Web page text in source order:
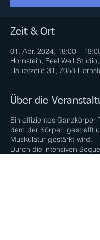
Zeit & Ort
01. Apr. 2024, 18:00 –
Hornstein, Feel Well
Hauptzeile 31, 7053
Über die
Ein effizientes
dem der Körper gestrafft
Muskulatur gestärkt wird.
Durch die intensiven